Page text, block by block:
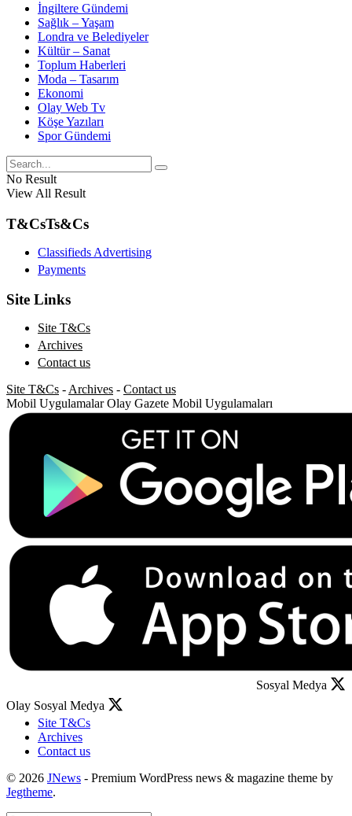
İngiltere Gündemi
Sağlık – Yaşam
Londra ve Belediyeler
Kültür – Sanat
Toplum Haberleri
Moda – Tasarım
Ekonomi
Olay Web Tv
Köşe Yazıları
Spor Gündemi
No Result
View All Result
T&CsTs&Cs
Classifieds Advertising
Payments
Site Links
Site T&Cs
Archives
Contact us
Site T&Cs - Archives - Contact us
Mobil Uygulamalar Olay Gazete Mobil Uygulamaları
Sosyal Medya
Olay Sosyal Medya
Site T&Cs
Archives
Contact us
© 2026 JNews - Premium WordPress news & magazine theme by
Jegtheme.